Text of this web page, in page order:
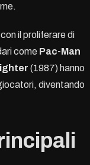
con il proliferare di
come Pac-Man
(1987) hanno
diventando